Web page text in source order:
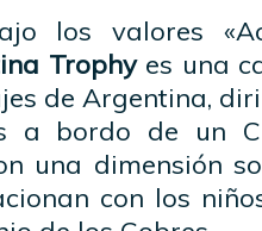
los valores
Trophy es una
de Argentina,
a bordo de un
una dimensión
con los